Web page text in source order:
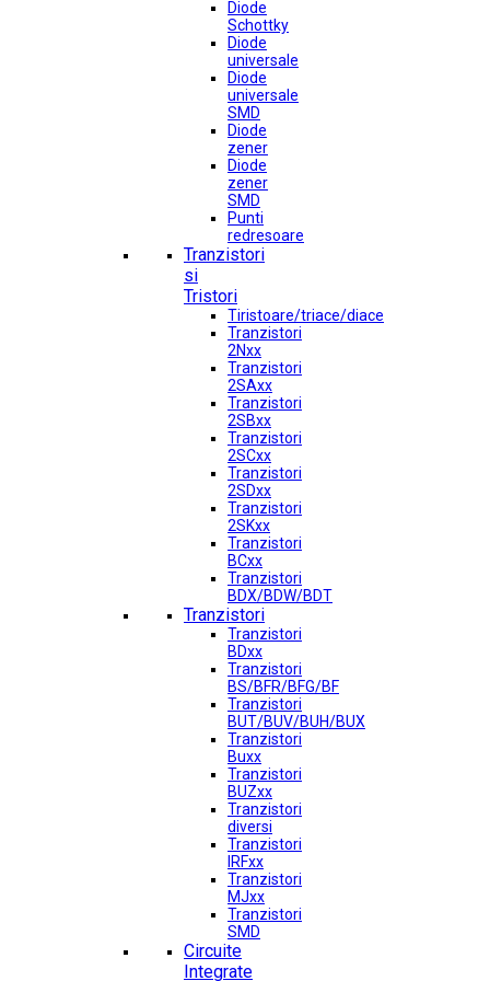
Diode
Schottky
Diode
universale
Diode
universale
SMD
Diode
zener
Diode
zener
SMD
Punti
redresoare
Tranzistori
si
Tristori
Tiristoare/triace/diace
Tranzistori
2Nxx
Tranzistori
2SAxx
Tranzistori
2SBxx
Tranzistori
2SCxx
Tranzistori
2SDxx
Tranzistori
2SKxx
Tranzistori
BCxx
Tranzistori
BDX/BDW/BDT
Tranzistori
Tranzistori
BDxx
Tranzistori
BS/BFR/BFG/BF
Tranzistori
BUT/BUV/BUH/BUX
Tranzistori
Buxx
Tranzistori
BUZxx
Tranzistori
diversi
Tranzistori
IRFxx
Tranzistori
MJxx
Tranzistori
SMD
Circuite
Integrate